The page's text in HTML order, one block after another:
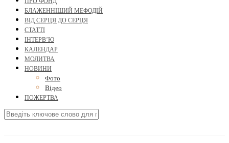
БЛАЖЕННІШИЙ МЕФОДІЙ
ВІД СЕРЦЯ ДО СЕРЦЯ
СТАТТІ
ІНТЕРВ’Ю
КАЛЕНДАР
МОЛИТВА
НОВИНИ
Фото
Відео
ПОЖЕРТВА